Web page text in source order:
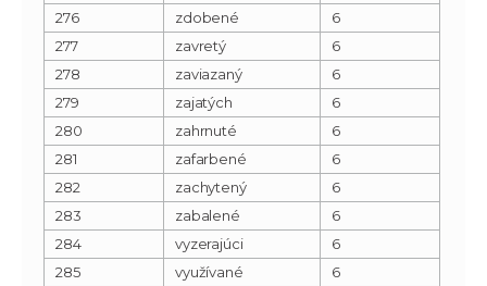
276
zdobené
6
277
zavretý
6
278
zaviazaný
6
279
zajatých
6
280
zahrnuté
6
281
zafarbené
6
282
zachytený
6
283
zabalené
6
284
vyzerajúci
6
285
využívané
6